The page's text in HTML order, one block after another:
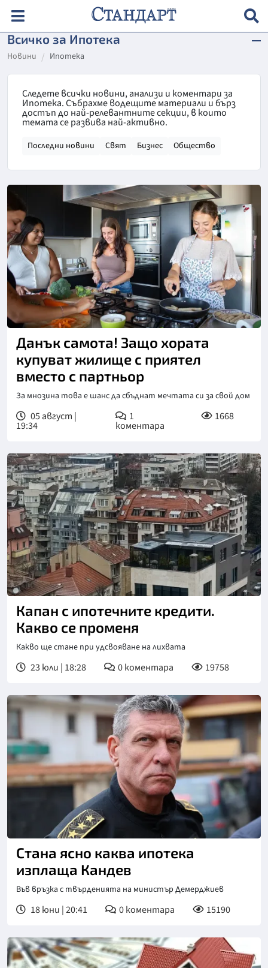
Всичко за Ипотека
Новини Ипотека
Следете всички новини, анализи и коментари за
Ипотека. Събрахме водещите материали и бърз
достъп до най-релевантните секции, в които
темата се развива най-активно.
Последни новини Свят Бизнес Общество
Данък самота! Защо хората
купуват жилище с приятел
вместо с партньор
За мнозина това е шанс да сбъднат мечтата си за свой дом
05 август |
19:34
1
коментара
1668
Капан с ипотечните кредити.
Какво се променя
Какво ще стане при удсвояване на лихвата
23 юли | 18:28 0коментара 19758
Стана ясно каква ипотека
изплаща Кандев
Във връзка с твърденията на министър Демерджиев
18 юни | 20:41 0коментара 15190